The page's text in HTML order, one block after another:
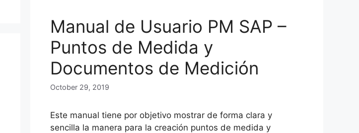
Manual de Usuario PM SAP –
Puntos de Medida y
Documentos de Medición
October 29, 2019
Este manual tiene por objetivo mostrar de forma clara y
sencilla la manera para la creación puntos de medida y